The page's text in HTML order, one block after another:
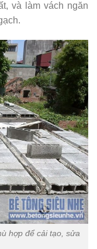
và làm vách ngăn
hợp để cải tạo, sửa